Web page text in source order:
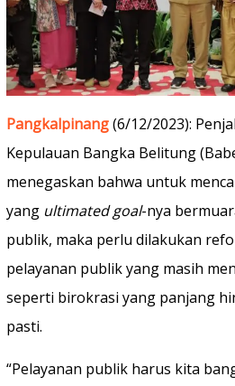
Pangkalpinang(6/12/2023):
Kepulauan Bangka Belitung
menegaskan bahwa untuk
yang ultimated goal-nya
publik, maka perlu dilakukan
pelayanan publik yang masih
seperti birokrasi yang panjang
pasti.
“Pelayanan publik harus kita